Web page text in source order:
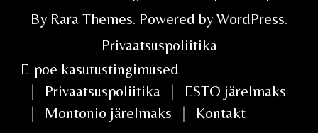
By Rara Themes. Powered by WordPress.
Privaatsuspoliitika
E-poe kasutustingimused
Privaatsuspoliitika
ESTO järelmaks
Montonio järelmaks
Kontakt